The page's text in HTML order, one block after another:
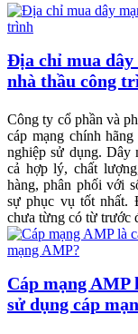
Địa chỉ mua dây
nhà thầu công
Công ty cổ phần và
cáp mạng chính
nghiệp sử dụng. Dây
cả hợp lý, chất
hàng, phân phối với
sự phục vụ tốt nhất.
chưa từng có từ trước
Cáp mạng AMP
sử dụng cáp